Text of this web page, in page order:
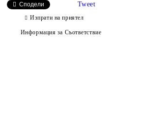
Сподели Tweet
Изпрати на приятел
Информация за Съответствие